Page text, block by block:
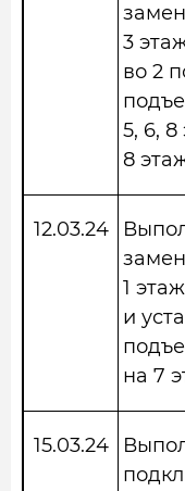
3
во 2
5, 6,
8
12.03.24
1
и
на 7
15.03.24